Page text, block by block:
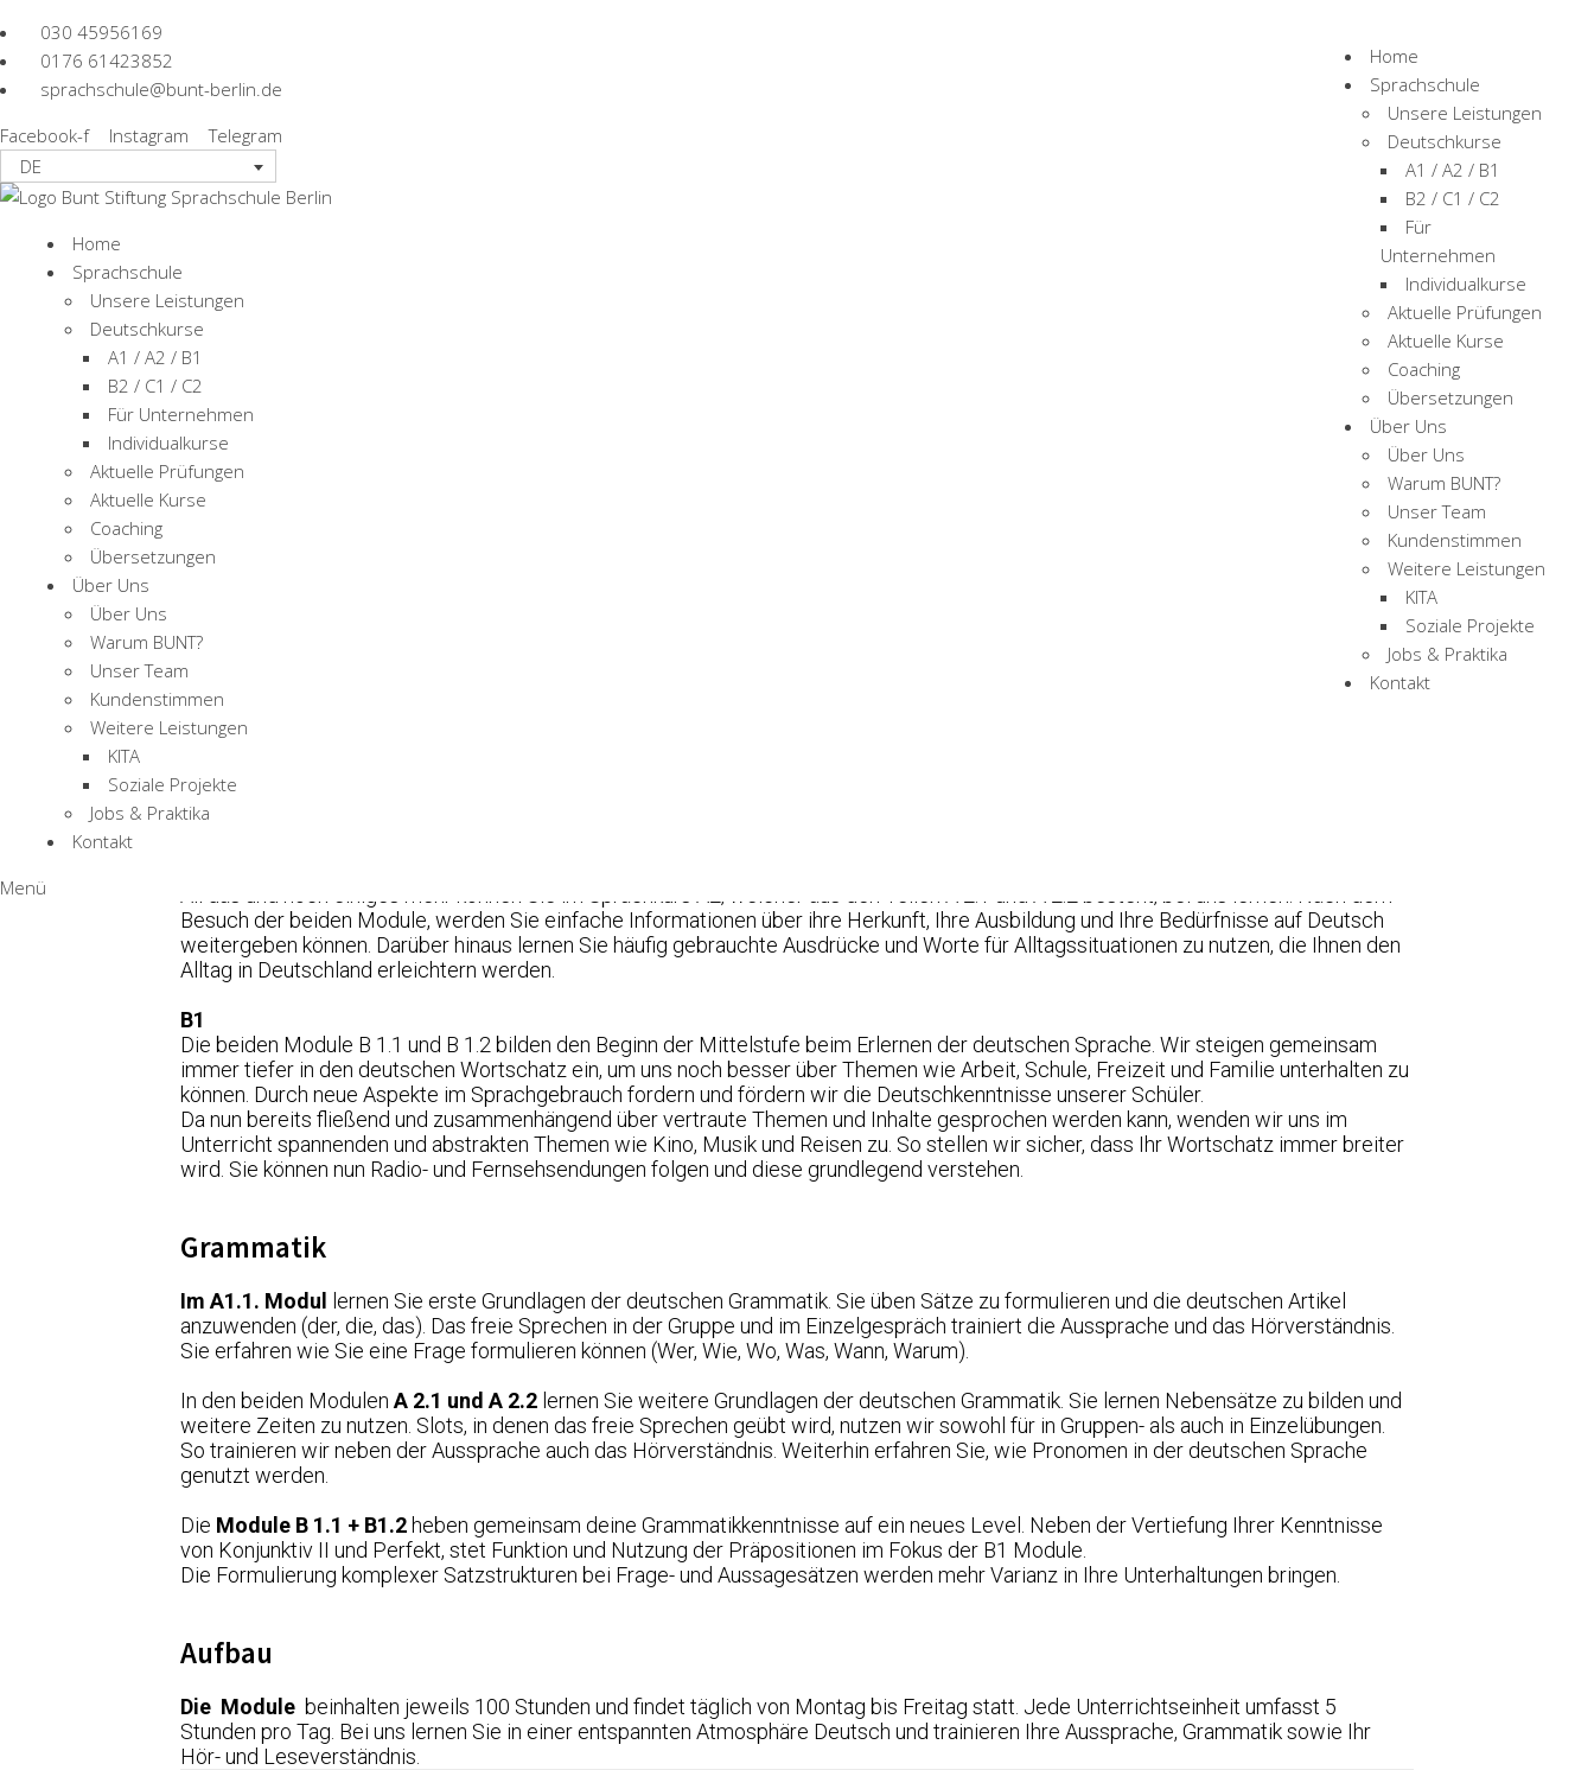
030 45956169
0176 61423852
sprachschule@bunt-berlin.de
Facebook-f
Instagram
Telegram
DE
Home
Sprachschule
Unsere Leistungen
Deutschkurse
A1 / A2 / B1
B2 / C1 / C2
Für Unternehmen
Individualkurse
Aktuelle Prüfungen
Aktuelle Kurse
Coaching
Übersetzungen
Über Uns
Über Uns
Warum BUNT?
Unser Team
Kundenstimmen
Weitere Leistungen
KITA
Soziale Projekte
Jobs & Praktika
Kontakt
Menü
Home
Sprachschule
Unsere Leistungen
Deutschkurse
A1 / A2 / B1
B2 / C1 / C2
Für
Unternehmen
Individualkurse
Aktuelle Prüfungen
Aktuelle Kurse
Coaching
Übersetzungen
Über Uns
Über Uns
Warum BUNT?
Unser Team
Kundenstimmen
Weitere Leistungen
KITA
Soziale Projekte
Jobs & Praktika
Kontakt
A1 + A2 + B1 Deutsch für Anfänger
Wortschatz
Sie wollen nach dem Weg fragen, Ihr Lieblingsessen im Restaurant bestellen oder neue Freunde kennenlernen. Durch die Teilnahme an
dem A1 Sprachkurs erhalten Sie die Fähigkeit sich im Alltag besser zu verständigen. Der Sprachkurs ist in zwei Teile aufgeteilt A 1.1
und A 1.2. Der erste Teil A 1.1 ist für Teilnehmer, die keine Vorkenntnisse der deutschen Sprache haben.
Im zweiten Modul A1.2. lernen Sie erste Gespräche auf Deutsch zu führen, Fragen zu beantworten und einfache Inhalte besser zu
A2
Besuch der beiden Module, werden Sie einfache Informationen über ihre Herkunft, Ihre Ausbildung und Ihre Bedürfnisse auf Deutsch
weitergeben können. Darüber hinaus lernen Sie häufig gebrauchte Ausdrücke und Worte für Alltagssituationen zu nutzen, die Ihnen den
Alltag in Deutschland erleichtern werden.
B1
Die beiden Module B 1.1 und B 1.2 bilden den Beginn der Mittelstufe beim Erlernen der deutschen Sprache. Wir steigen gemeinsam
immer tiefer in den deutschen Wortschatz ein, um uns noch besser über Themen wie Arbeit, Schule, Freizeit und Familie unterhalten zu
können. Durch neue Aspekte im Sprachgebrauch fordern und fördern wir die Deutschkenntnisse unserer Schüler.
Da nun bereits fließend und zusammenhängend über vertraute Themen und Inhalte gesprochen werden kann, wenden wir uns im
Unterricht spannenden und abstrakten Themen wie Kino, Musik und Reisen zu. So stellen wir sicher, dass Ihr Wortschatz immer breiter
wird. Sie können nun Radio- und Fernsehsendungen folgen und diese grundlegend verstehen.
Grammatik
Im A1.1. Modul
lernen Sie erste Grundlagen der deutschen Grammatik. Sie üben Sätze zu formulieren und die deutschen Artikel
anzuwenden (der, die, das). Das freie Sprechen in der Gruppe und im Einzelgespräch trainiert die Aussprache und das Hörverständnis.
Sie erfahren wie Sie eine Frage formulieren können (Wer, Wie, Wo, Was, Wann, Warum).
In den beiden Modulen A 2.1 und A 2.2 lernen Sie weitere Grundlagen der deutschen Grammatik. Sie lernen Nebensätze zu bilden und
weitere Zeiten zu nutzen. Slots, in denen das freie Sprechen geübt wird, nutzen wir sowohl für in Gruppen- als auch in Einzelübungen.
So trainieren wir neben der Aussprache auch das Hörverständnis. Weiterhin erfahren Sie, wie Pronomen in der deutschen Sprache
genutzt werden.
Die Module B 1.1 + B1.2 heben gemeinsam deine Grammatikkenntnisse auf ein neues Level. Neben der Vertiefung Ihrer Kenntnisse
von Konjunktiv II und Perfekt, stet Funktion und Nutzung der Präpositionen im Fokus der B1 Module.
Die Formulierung komplexer Satzstrukturen bei Frage- und Aussagesätzen werden mehr Varianz in Ihre Unterhaltungen bringen.
Aufbau
Die Module beinhalten jeweils 100 Stunden und findet täglich von Montag bis Freitag statt. Jede Unterrichtseinheit umfasst 5
Stunden pro Tag. Bei uns lernen Sie in einer entspannten Atmosphäre Deutsch und trainieren Ihre Aussprache, Grammatik sowie Ihr
Hör- und Leseverständnis.